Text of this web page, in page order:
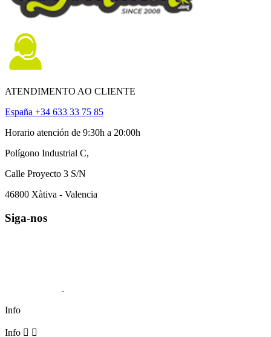
ATENDIMENTO AO CLIENTE
España +34 633 33 75 85
Horario atención de 9:30h a 20:00h
Polígono Industrial C,
Calle Proyecto 3 S/N
46800 Xàtiva - Valencia
Siga-nos
Info
Info  